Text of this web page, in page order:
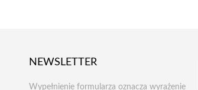
NEWSLETTER
Wypełnienie formularza oznacza wyrażenie